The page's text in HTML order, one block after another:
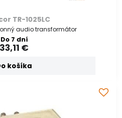
TR-1025LC
audio transformátor
Do 7 dní
33,11 €
košíka